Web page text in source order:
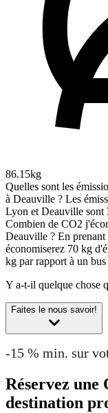
86.15kg
Quelles sont les
à Deauville ? Les
Lyon et Deauville sont
Combien de CO2
Deauville ? En
économiserez 70 kg
kg par rapport à un
Y a-t-il quelque chose
Faites le nous savoir!
-15 % min. sur
Réservez une
destination